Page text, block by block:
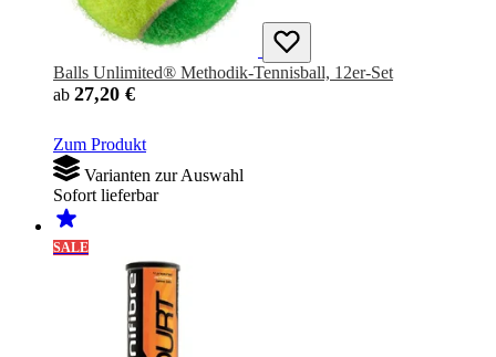
Balls Unlimited® Methodik-Tennisball, 12er-Set
ab 27,20 €
Zum Produkt
Varianten zur Auswahl
Sofort lieferbar
SALE